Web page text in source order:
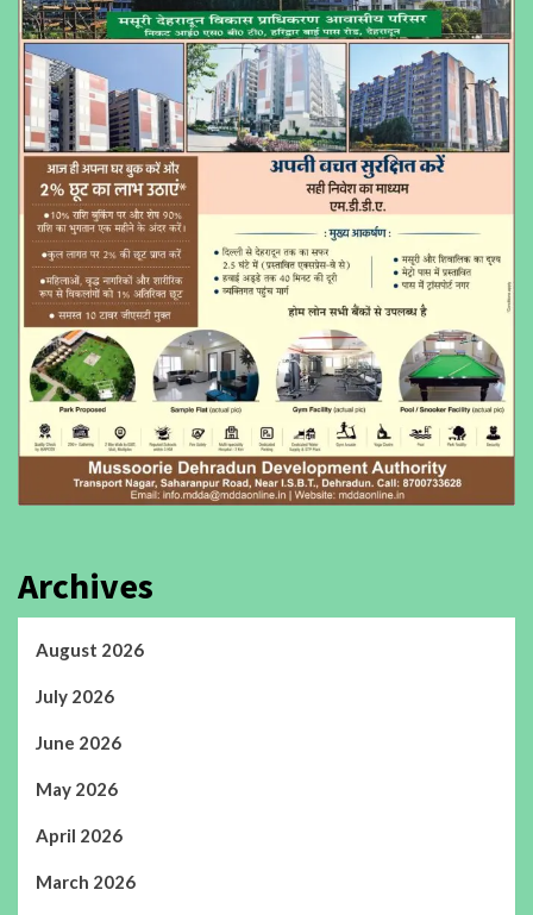
Archives
August 2026
July 2026
June 2026
May 2026
April 2026
March 2026